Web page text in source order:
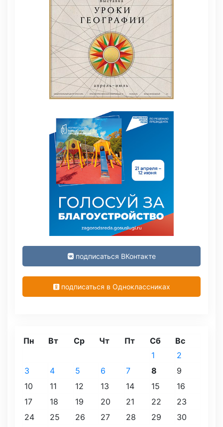
подписаться ВКонтакте
подписаться в Одноклассниках
Пн Вт Ср Чт Пт Сб Вс
1
2
3
4 5 6 7 8
9
10
11 12 13 14 15
16
17
18 19 20 21 22
23
24
25 26 27 28 29
30